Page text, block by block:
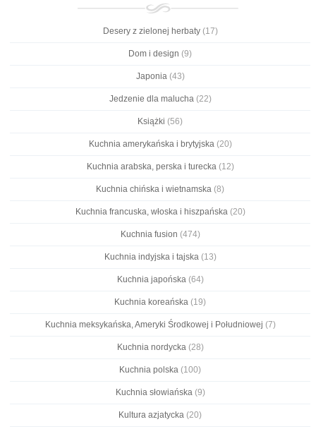
Desery z zielonej herbaty(17)
Dom i design (9)
Japonia(43)
Jedzenie dla malucha(22)
Książki (56)
Kuchnia amerykańska i brytyjska(20)
Kuchnia arabska, perska i turecka(12)
Kuchnia chińska i wietnamska (8)
Kuchnia francuska, włoska i hiszpańska(20)
Kuchnia fusion (474)
Kuchnia indyjska i tajska(13)
Kuchnia japońska(64)
Kuchnia koreańska (19)
Kuchnia meksykańska, Ameryki Środkowej i Południowej (7)
Kuchnia nordycka(28)
Kuchnia polska (100)
Kuchnia słowiańska(9)
Kultura azjatycka (20)